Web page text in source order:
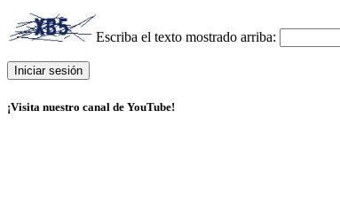
Escriba el texto mostrado arriba:
¡Visita nuestro canal de YouTube!